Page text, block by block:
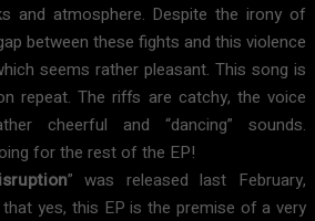
and atmosphere. Despite the irony of
between these fights and this violence
seems rather pleasant. This song is
repeat. The riffs are catchy, the voice
cheerful and “dancing” sounds.
for the rest of the EP!
” was released last February,
yes, this EP is the premise of a very